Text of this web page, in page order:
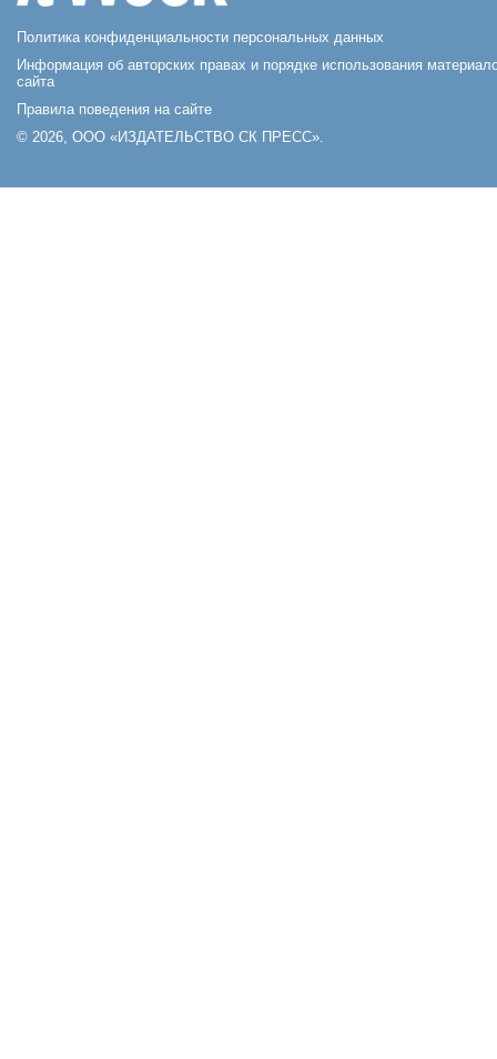
Политика конфиденциальности персональных данных
Информация об авторских правах и порядке использования
сайта
Правила поведения на сайте
© 2026, ООО «ИЗДАТЕЛЬСТВО СК ПРЕСС».